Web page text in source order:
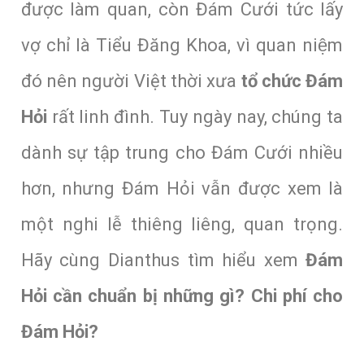
được làm quan, còn Đám Cưới tức lấy
vợ chỉ là Tiểu Đăng Khoa, vì quan niệm
đó nên người Việt thời xưa tổ chức Đám
Hỏi rất linh đình. Tuy ngày nay, chúng ta
dành sự tập trung cho Đám Cưới nhiều
hơn, nhưng Đám Hỏi vẫn được xem là
một nghi lễ thiêng liêng, quan trọng.
Hãy cùng Dianthus tìm hiểu xemĐám
Hỏi cần chuẩn bị những gì? Chi phí cho
Đám Hỏi?